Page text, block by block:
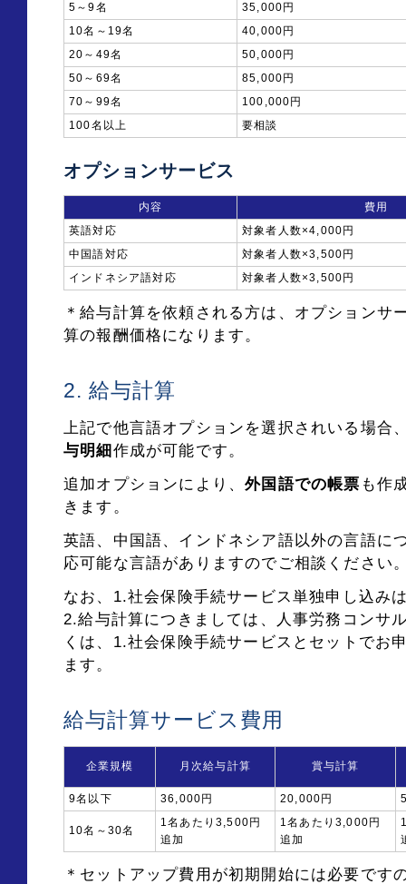
5～9名
35,000円
10名～19名
40,000円
20～49名
50,000円
50～69名
85,000円
70～99名
100,000円
100名以上
要相談
オプションサービス
内容
費用
英語対応
対象者人数×4,000円
中国語対応
対象者人数×3,500円
インドネシア語対応
対象者人数×3,500円
＊給与計算を依頼される方は、オプションサ
算の報酬価格になります。
2. 給与計算
上記で他言語オプションを選択されいる場合
与明細作成が可能です。
追加オプションにより、外国語での帳票 も作
きます。
英語、中国語、インドネシア語以外の言語に
応可能な言語がありますのでご相談ください
なお、1.社会保険手続サービス単独申し込み
2.給与計算につきましては、人事労務コンサ
くは、1.社会保険手続サービスとセットでお
ます。
給与計算サービス費用
企業規模 月次給与計算 賞与計算
9名以下
36,000円 20,000円
10名～30名
1名あたり3,500円
追加
1名あたり3,000円
追加
＊セットアップ費用が初期開始には必要です